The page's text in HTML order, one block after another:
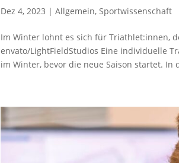
Dez 4, 2023 |Allgemein, Sportwissenschaft
Im Winter lohnt es sich für Triathlet:innen,
envato/LightFieldStudios Eine individuelle
im Winter, bevor die neue Saison startet. In